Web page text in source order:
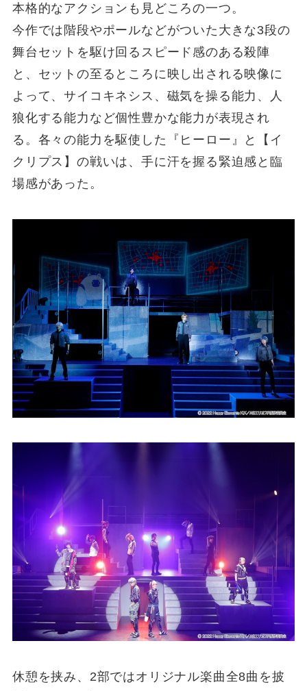
本格的なアクションも見どころの一つ。
今作では階段やポールなどがついた大きな3段の
舞台セットを駆け回るスピード感のある殺陣
と、セットの至るところに映し出される映像に
よって、サイコキネシス、磁気を操る能力、人
狼化する能力など個性豊かな能力が表現され
る。各々の能力を駆使した『ヒーロー』と【イ
クリプス】の戦いは、手に汗を握る緊迫感と臨
場感があった。
休憩を挟み、2部ではオリジナル楽曲全8曲を披